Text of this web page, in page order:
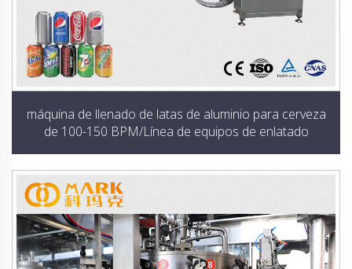
máquina de llenado de latas de aluminio para cerveza
de 100-150 BPM/Línea de equipos de enlatado